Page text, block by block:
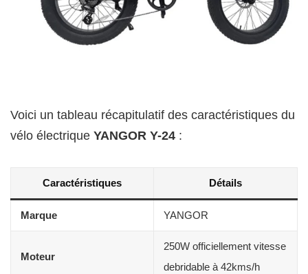
Voici un tableau récapitulatif des caractéristiques du
vélo électrique YANGOR Y-24 :
Caractéristiques Détails
Marque YANGOR
Moteur
250W officiellement vitesse
debridable à 42kms/h